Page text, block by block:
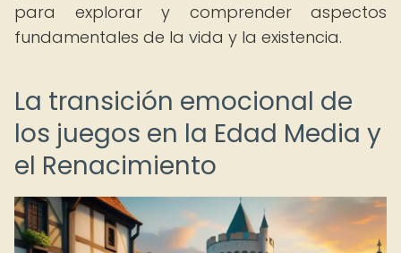
para explorar y comprender aspectos
fundamentales de la vida y la existencia.
La transición emocional de
los juegos en la Edad Media y
el Renacimiento